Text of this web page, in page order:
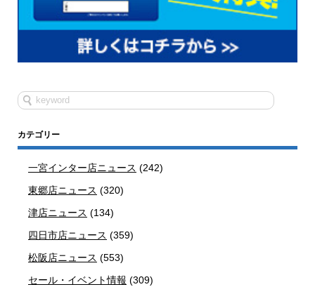
カテゴリー
一宮インター店ニュース (242)
東郷店ニュース (320)
津店ニュース (134)
四日市店ニュース (359)
松阪店ニュース (553)
セール・イベント情報 (309)